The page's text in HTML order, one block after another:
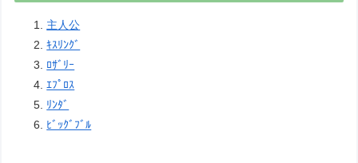
主人公
ｷｽﾘﾝｸﾞ
ﾛｻﾞﾘｰ
ｴﾌﾟﾛｽ
ﾘﾝﾀﾞ
ﾋﾞｯｸﾞﾌﾞﾙ